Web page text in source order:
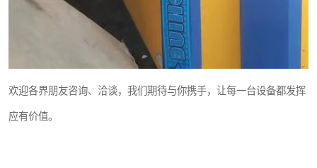
欢迎各界朋友咨询、洽谈，我们期待与你携手，让每一台设备都发挥
应有价值。